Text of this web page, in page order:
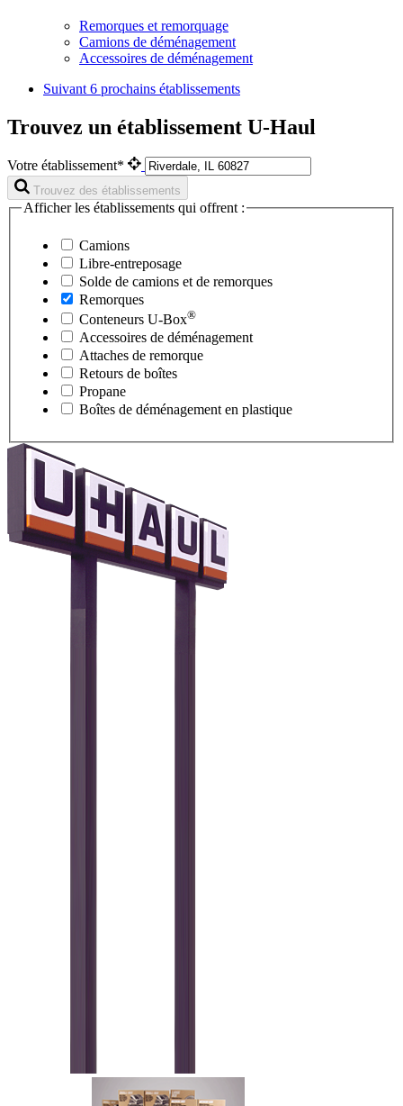
Remorques et remorquage
Camions de déménagement
Accessoires de déménagement
Suivant 6 prochains établissements
Trouvez un établissement U-Haul
Votre établissement*
Trouvez des établissements
Afficher les établissements qui offrent :
Camions
Libre-entreposage
Solde de camions et de remorques
Remorques
Conteneurs U-Box®
Accessoires de déménagement
Attaches de remorque
Retours de boîtes
Propane
Boîtes de déménagement en plastique